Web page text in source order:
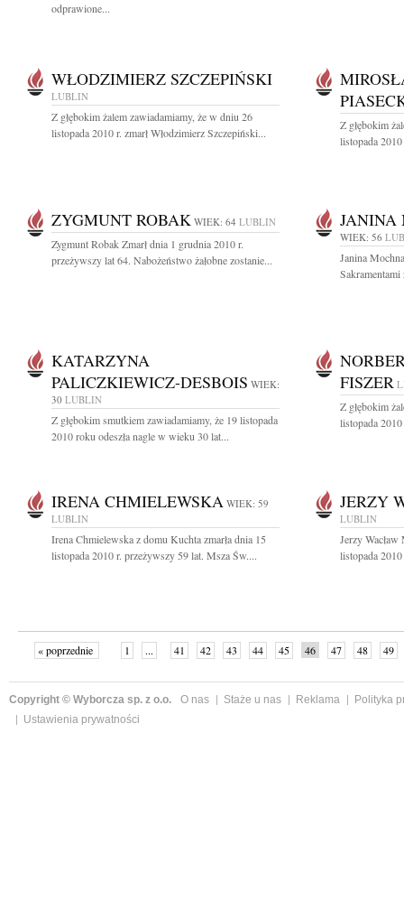
odprawione...
WŁODZIMIERZ SZCZEPIŃSKI
LUBLIN
Z głębokim żalem zawiadamiamy, że w dniu 26
listopada 2010 r. zmarł Włodzimierz Szczepiński...
Z głębokim
listopada
ZYGMUNT ROBAK WIEK: 64 LUBLIN
Zygmunt Robak Zmarł dnia 1 grudnia 2010 r.
przeżywszy lat 64. Nabożeństwo żałobne zostanie...
JANINA
WIEK: 56
Janina
Sakramentami
KATARZYNA
PALICZKIEWICZ-DESBOIS WIEK:
30 LUBLIN
Z głębokim smutkiem zawiadamiamy, że 19 listopada
2010 roku odeszła nagle w wieku 30 lat...
FISZER
Z głębokim
listopada
IRENA CHMIELEWSKA WIEK: 59
LUBLIN
Irena Chmielewska z domu Kuchta zmarła dnia 15
listopada 2010 r. przeżywszy 59 lat. Msza Św....
JERZY
LUBLIN
Jerzy
listopada
« poprzednie 1 ... 41 42 43 44 45 46 47 48
49
Copyright © Wyborcza sp. z o.o. O nas Staże u nas Reklama
Polityka
Ustawienia prywatności